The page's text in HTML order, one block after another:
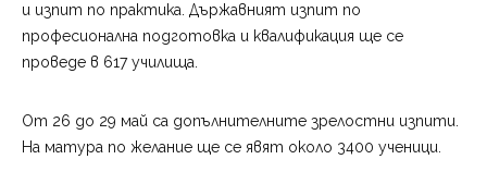
и изпит по практика. Държавният изпит по
професионална подготовка и квалификация ще се
проведе в 617 училища.
От 26 до 29 май са допълнителните зрелостни изпити.
На матура по желание ще се явят около 3400 ученици.